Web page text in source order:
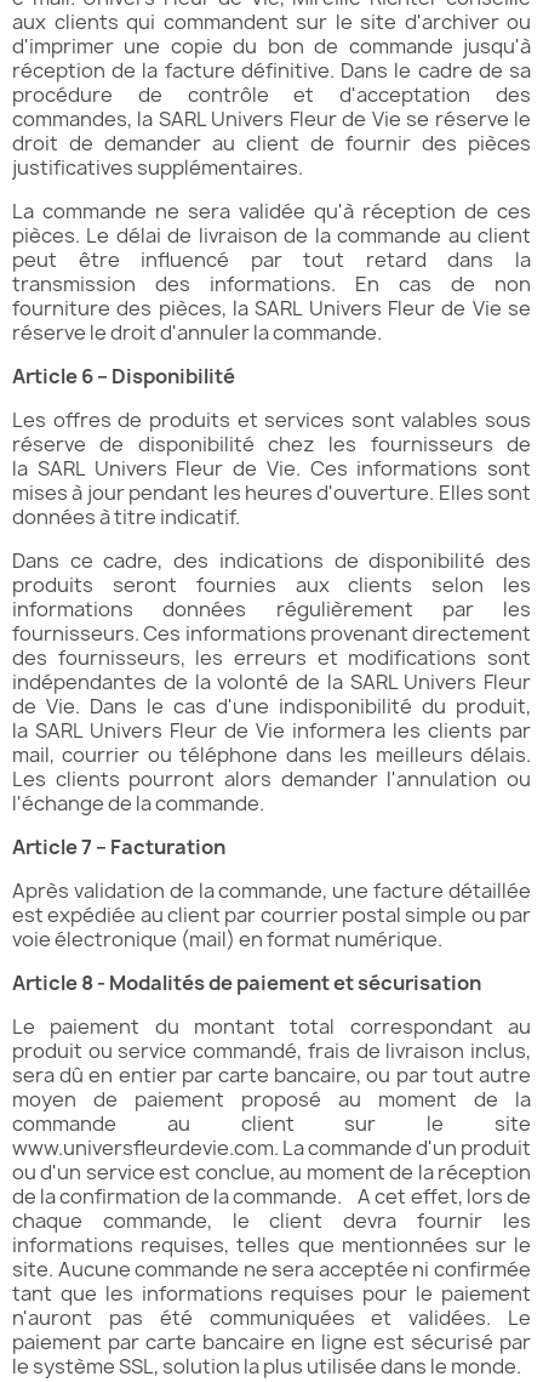
aux clients qui commandent sur le site d'archiver ou
d'imprimer une copie du bon de commande jusqu'à
réception de la facture définitive. Dans le cadre de sa
procédure de contrôle et d'acceptation des
commandes, la SARL Univers Fleur de Vie se réserve le
droit de demander au client de fournir des pièces
justificatives supplémentaires.
La commande ne sera validée qu'à réception de ces
pièces. Le délai de livraison de la commande au client
peut être influencé par tout retard dans la
transmission des informations. En cas de non
fourniture des pièces, la SARL Univers Fleur de Vie se
réserve le droit d'annuler la commande.
Article 6 – Disponibilité
Les offres de produits et services sont valables sous
réserve de disponibilité chez les fournisseurs de
la SARL Univers Fleur de Vie. Ces informations sont
mises à jour pendant les heures d'ouverture. Elles sont
données à titre indicatif.
Dans ce cadre, des indications de disponibilité des
produits seront fournies aux clients selon les
informations données régulièrement par les
fournisseurs. Ces informations provenant directement
des fournisseurs, les erreurs et modifications sont
indépendantes de la volonté de la SARL Univers Fleur
de Vie. Dans le cas d'une indisponibilité du produit,
la SARL Univers Fleur de Vie informera les clients par
mail, courrier ou téléphone dans les meilleurs délais.
Les clients pourront alors demander l'annulation ou
l'échange de la commande.
Article 7 – Facturation
Après validation de la commande, une facture détaillée
est expédiée au client par courrier postal simple ou par
voie électronique (mail) en format numérique.
Article 8 - Modalités de paiement et sécurisation
Le paiement du montant total correspondant au
produit ou service commandé, frais de livraison inclus,
sera dû en entier par carte bancaire, ou par tout autre
moyen de paiement proposé au moment de la
commande au client sur le site
www.universfleurdevie.com. La commande d'un produit
ou d'un service est conclue, au moment de la réception
de la confirmation de la commande. A cet effet, lors de
chaque commande, le client devra fournir les
informations requises, telles que mentionnées sur le
site. Aucune commande ne sera acceptée ni confirmée
tant que les informations requises pour le paiement
n'auront pas été communiquées et validées. Le
paiement par carte bancaire en ligne est sécurisé par
le système SSL, solution la plus utilisée dans le monde.